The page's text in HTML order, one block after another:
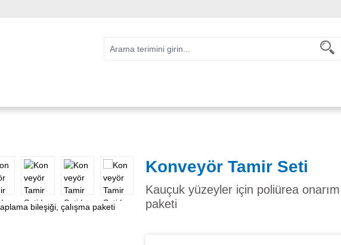
Konveyör Tamir Seti
Kauçuk yüzeyler için poliürea
paketi